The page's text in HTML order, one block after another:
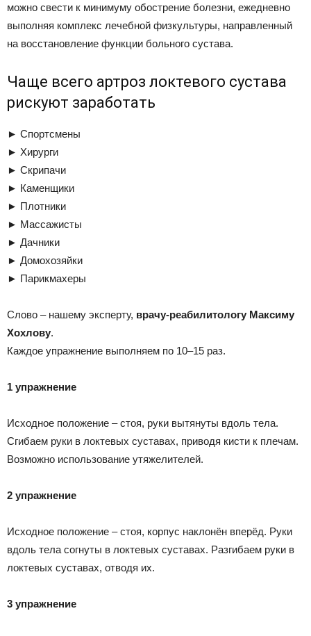
можно свести к минимуму обострение болезни, ежедневно
выполняя комплекс лечебной физкультуры, направленный
на восстановление функции больного сустава.
Чаще всего артроз локтевого сустава
рискуют заработать
► Спортсмены
► Хирурги
► Скрипачи
► Каменщики
► Плотники
► Массажисты
► Дачники
► Домохозяйки
► Парикмахеры
Слово – нашему эксперту, врачу-реабилитологу Максиму
Хохлову.
Каждое упражнение выполняем по 10–15 раз.
1 упражнение
Исходное положение – стоя, руки вытянуты вдоль тела.
Сгибаем руки в локтевых суставах, приводя кисти к плечам.
Возможно использование утяжелителей.
2 упражнение
Исходное положение – стоя, корпус наклонён вперёд. Руки
вдоль тела согнуты в локтевых суставах. Разгибаем руки в
локтевых суставах, отводя их.
3 упражнение